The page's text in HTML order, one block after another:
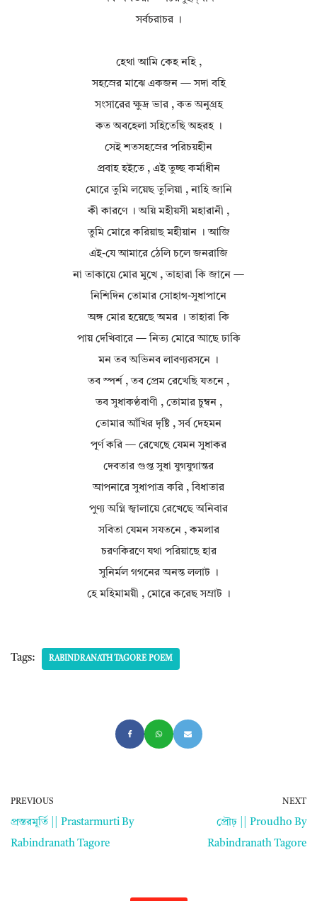
সর্বচরাচর ।
হেথা আমি কেহ নহি ,
সহস্রের মাঝে একজন — সদা বহি
সংসারের ক্ষুদ্র ভার , কত অনুগ্রহ
কত অবহেলা সহিতেছি অহরহ ।
সেই শতসহস্রের পরিচয়হীন
প্রবাহ হইতে , এই তুচ্ছ কর্মাধীন
মোরে তুমি লয়েছ তুলিয়া , নাহি জানি
কী কারণে । অয়ি মহীয়সী মহারানী ,
তুমি মোরে করিয়াছ মহীয়ান । আজি
এই-যে আমারে ঠেলি চলে জনরাজি
না তাকায়ে মোর মুখে , তাহারা কি জানে —
নিশিদিন তোমার সোহাগ-সুধাপানে
অঙ্গ মোর হয়েছে অমর । তাহারা কি
পায় দেখিবারে — নিত্য মোরে আছে ঢাকি
মন তব অভিনব লাবণ্যরসনে ।
তব স্পর্শ , তব প্রেম রেখেছি যতনে ,
তব সুধাকণ্ঠবাণী , তোমার চুম্বন ,
তোমার আঁখির দৃষ্টি , সর্ব দেহমন
পূর্ণ করি — রেখেছে যেমন সুধাকর
দেবতার গুপ্ত সুধা যুগযুগান্তর
আপনারে সুধাপাত্র করি , বিধাতার
পুণ্য অগ্নি জ্বালায়ে রেখেছে অনিবার
সবিতা যেমন সযতনে , কমলার
চরণকিরণে যথা পরিয়াছে হার
সুনির্মল গগনের অনন্ত ললাট ।
হে মহিমাময়ী , মোরে করেছ সম্রাট ।
Tags: RABINDRANATH TAGORE POEM
PREVIOUS
প্রস্তরমূর্তি || Prastarmurti By
Rabindranath Tagore
NEXT
প্রৌঢ় || Proudho By
Rabindranath Tagore